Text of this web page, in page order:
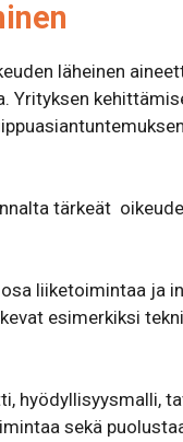
läheinen
Yrityksen
tärkeät
liiketoimintaa ja
esimerkiksi
hyödyllisyysmalli,
sekä